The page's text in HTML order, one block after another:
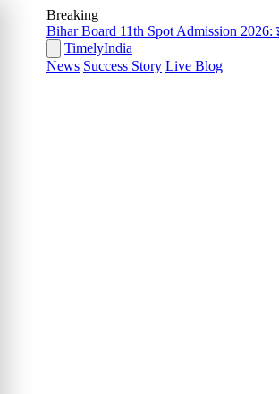
Breaking
Bihar Board 11th Spot Admission
TimelyIndia
News Success Story Live Blog